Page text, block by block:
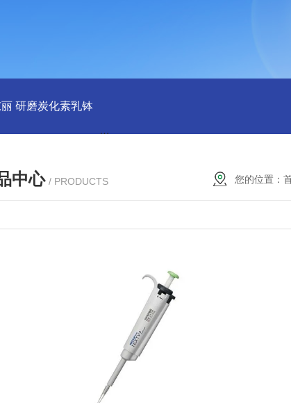
研磨炭化素乳钵 AGB-K-0.2-C01-H03池田屋！！
中心 / PRODUCTS 您的位置：